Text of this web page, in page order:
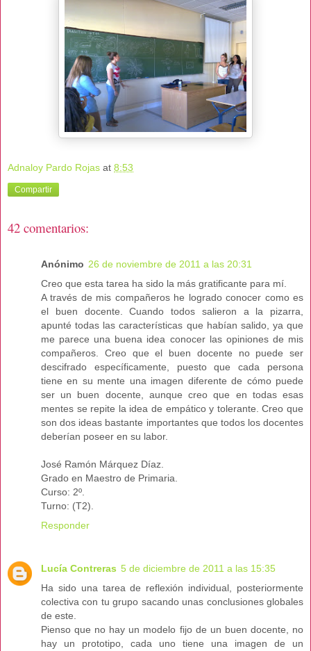
Adnaloy Pardo Rojas at 8:53
Compartir
42 comentarios:
Anónimo 26 de noviembre de 2011 a las 20:31
Creo que esta tarea ha sido la más gratificante para mí.
A través de mis compañeros he logrado conocer como es
el buen docente. Cuando todos salieron a la pizarra,
apunté todas las características que habían salido, ya que
me parece una buena idea conocer las opiniones de mis
compañeros. Creo que el buen docente no puede ser
descifrado específicamente, puesto que cada persona
tiene en su mente una imagen diferente de cómo puede
ser un buen docente, aunque creo que en todas esas
mentes se repite la idea de empático y tolerante. Creo que
son dos ideas bastante importantes que todos los docentes
deberían poseer en su labor.
José Ramón Márquez Díaz.
Grado en Maestro de Primaria.
Curso: 2º.
Turno: (T2).
Responder
Lucía Contreras 5 de diciembre de 2011 a las 15:35
Ha sido una tarea de reflexión individual, posteriormente
colectiva con tu grupo sacando unas conclusiones globales
de este.
Pienso que no hay un modelo fijo de un buen docente, no
hay un prototipo, cada uno tiene una imagen de un